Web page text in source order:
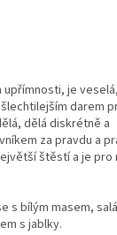
je
darem
dělá diskrétně a
za pravdu a
štěstí a je pro
s bílým masem,
s jablky.